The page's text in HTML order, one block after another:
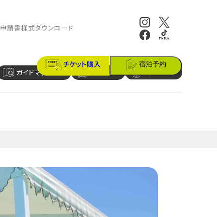
ガイドマップ アクセス
チケット購入 宿泊予約
申請書様式ダウンロード